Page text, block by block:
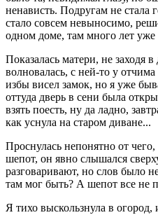
ненависть. Подругам не стала
стало совсем невыносимо,
одном доме, там много лет
Показалась матери, не заходя
волновалась, с ней-то у
избы висел замок, но я уже
оттуда дверь в сени была
взять поесть, ну да ладно,
как уснула на старом диване...
Проснулась непонятно от
шепот, он явно слышался
разговаривают, но слов было
там мог быть? А шепот все не
Я тихо выскользнула в